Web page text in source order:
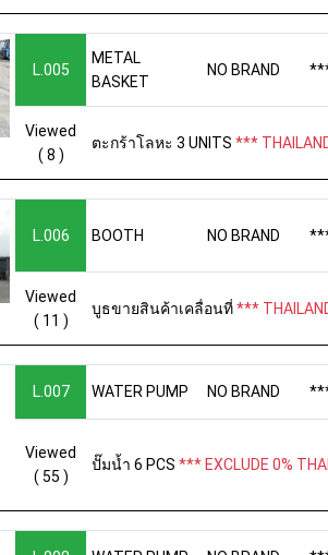
L.005
METAL
BASKET
NO BRAND
Viewed
( 8 )
ตะกร้าโลหะ 3 UNITS ***
L.006 BOOTH NO BRAND
Viewed
( 11 )
บูธขายสินค้าเคลื่อนที่***
L.007 WATER PUMP NO BRAND
Viewed
( 55 )
ปั๊มน้ำ 6 PCS *** EXCLUDE 0%